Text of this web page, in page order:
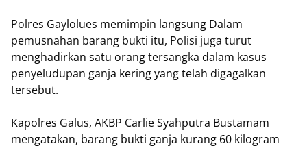
Polres Gaylolues memimpin langsung Dalam
pemusnahan barang bukti itu, Polisi juga turut
menghadirkan satu orang tersangka dalam kasus
penyeludupan ganja kering yang telah digagalkan
tersebut.
Kapolres Galus, AKBP Carlie Syahputra Bustamam
mengatakan, barang bukti ganja kurang 60 kilogram